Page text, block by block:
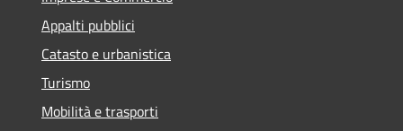
Appalti pubblici
Catasto e urbanistica
Turismo
Mobilità e trasporti